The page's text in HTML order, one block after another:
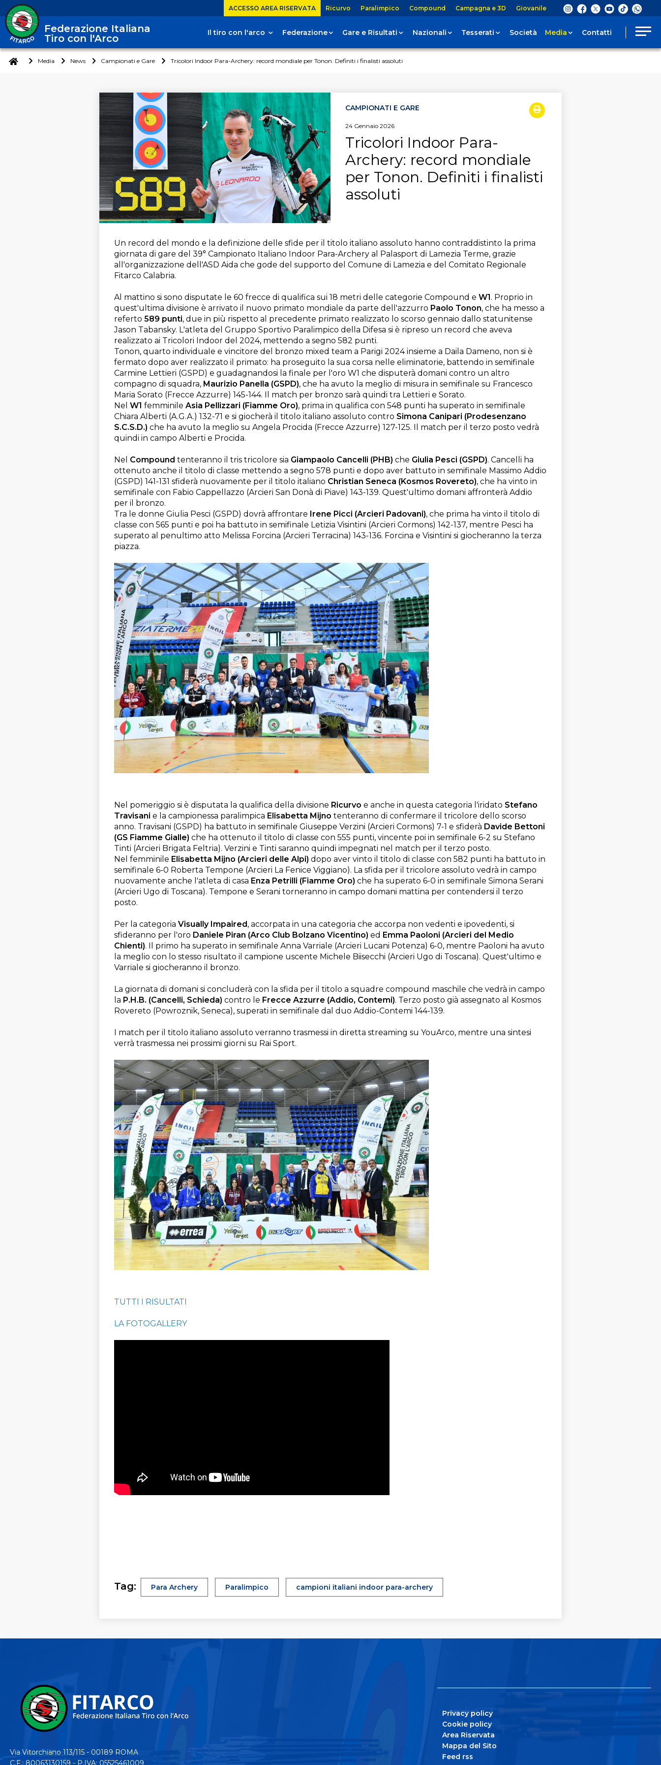
ACCESSO AREA RISERVATA Ricurvo Paralimpico Compound Campagna e 3D Giovanile
Federazione Italiana
Tiro con l'Arco
Il tiro con l'arco Federazione Gare e Risultati Nazionali Tesserati Società Media Contatti
Media News Campionati e Gare Tricolori Indoor Para-Archery: record mondiale per Tonon. Definiti i finalisti assoluti
CAMPIONATI E GARE
24 Gennaio 2026
Tricolori Indoor Para-
Archery: record mondiale
per Tonon. Definiti i finalisti
assoluti
Un record del mondo e la definizione delle sfide per il titolo italiano assoluto hanno contraddistinto la prima
giornata di gare del 39° Campionato Italiano Indoor Para-Archery al Palasport di Lamezia Terme, grazie
all'organizzazione dell'ASD Aida che gode del supporto del Comune di Lamezia e del Comitato Regionale
Fitarco Calabria.
Al mattino si sono disputate le 60 frecce di qualifica sui 18 metri delle categorie Compound e W1. Proprio in
quest'ultima divisione è arrivato il nuovo primato mondiale da parte dell'azzurro Paolo Tonon, che ha messo a
referto 589 punti, due in più rispetto al precedente primato realizzato lo scorso gennaio dallo statunitense
Jason Tabansky. L'atleta del Gruppo Sportivo Paralimpico della Difesa si è ripreso un record che aveva
realizzato ai Tricolori Indoor del 2024, mettendo a segno 582 punti.
Tonon, quarto individuale e vincitore del bronzo mixed team a Parigi 2024 insieme a Daila Dameno, non si è
fermato dopo aver realizzato il primato: ha proseguito la sua corsa nelle eliminatorie, battendo in semifinale
Carmine Lettieri (GSPD) e guadagnandosi la finale per l'oro W1 che disputerà domani contro un altro
compagno di squadra, Maurizio Panella (GSPD), che ha avuto la meglio di misura in semifinale su Francesco
Maria Sorato (Frecce Azzurre) 145-144. Il match per bronzo sarà quindi tra Lettieri e Sorato.
Nel W1 femminile Asia Pellizzari (Fiamme Oro), prima in qualifica con 548 punti ha superato in semifinale
Chiara Alberti (A.G.A.) 132-71 e si giocherà il titolo italiano assoluto contro Simona Canipari (Prodesenzano
S.C.S.D.) che ha avuto la meglio su Angela Procida (Frecce Azzurre) 127-125. Il match per il terzo posto vedrà
quindi in campo Alberti e Procida.
Nel Compound tenteranno il tris tricolore sia Giampaolo Cancelli (PHB) che Giulia Pesci (GSPD). Cancelli ha
ottenuto anche il titolo di classe mettendo a segno 578 punti e dopo aver battuto in semifinale Massimo Addio
(GSPD) 141-131 sfiderà nuovamente per il titolo italiano Christian Seneca (Kosmos Rovereto), che ha vinto in
semifinale con Fabio Cappellazzo (Arcieri San Donà di Piave) 143-139. Quest'ultimo domani affronterà Addio
per il bronzo.
Tra le donne Giulia Pesci (GSPD) dovrà affrontare Irene Picci (Arcieri Padovani), che prima ha vinto il titolo di
classe con 565 punti e poi ha battuto in semifinale Letizia Visintini (Arcieri Cormons) 142-137, mentre Pesci ha
superato al penultimo atto Melissa Forcina (Arcieri Terracina) 143-136. Forcina e Visintini si giocheranno la terza
piazza.
Nel pomeriggio si è disputata la qualifica della divisione Ricurvo e anche in questa categoria l'iridato Stefano
Travisani e la campionessa paralimpica Elisabetta Mijno tenteranno di confermare il tricolore dello scorso
anno. Travisani (GSPD) ha battuto in semifinale Giuseppe Verzini (Arcieri Cormons) 7-1 e sfiderà Davide Bettoni
(GS Fiamme Gialle) che ha ottenuto il titolo di classe con 555 punti, vincente poi in semifinale 6-2 su Stefano
Tinti (Arcieri Brigata Feltria). Verzini e Tinti saranno quindi impegnati nel match per il terzo posto.
Nel femminile Elisabetta Mijno (Arcieri delle Alpi) dopo aver vinto il titolo di classe con 582 punti ha battuto in
semifinale 6-0 Roberta Tempone (Arcieri La Fenice Viggiano). La sfida per il tricolore assoluto vedrà in campo
nuovamente anche l'atleta di casa Enza Petrilli (Fiamme Oro) che ha superato 6-0 in semifinale Simona Serani
(Arcieri Ugo di Toscana). Tempone e Serani torneranno in campo domani mattina per contendersi il terzo
posto.
Per la categoria Visually Impaired, accorpata in una categoria che accorpa non vedenti e ipovedenti, si
sfideranno per l'oro Daniele Piran (Arco Club Bolzano Vicentino) ed Emma Paoloni (Arcieri del Medio
Chienti). Il primo ha superato in semifinale Anna Varriale (Arcieri Lucani Potenza) 6-0, mentre Paoloni ha avuto
la meglio con lo stesso risultato il campione uscente Michele Biisecchi (Arcieri Ugo di Toscana). Quest'ultimo e
Varriale si giocheranno il bronzo.
La giornata di domani si concluderà con la sfida per il titolo a squadre compound maschile che vedrà in campo
la P.H.B. (Cancelli, Schieda) contro le Frecce Azzurre (Addio, Contemi). Terzo posto già assegnato al Kosmos
Rovereto (Powroznik, Seneca), superati in semifinale dal duo Addio-Contemi 144-139.
I match per il titolo italiano assoluto verranno trasmessi in diretta streaming su YouArco, mentre una sintesi
verrà trasmessa nei prossimi giorni su Rai Sport.
TUTTI I RISULTATI
LA FOTOGALLERY
Tag: Para Archery Paralimpico campioni italiani indoor para-archery
Via Vitorchiano 113/115 - 00189 ROMA
C.F.: 80063130159 - P.IVA: 05525461009
Privacy policy
Cookie policy
Area Riservata
Mappa del Sito
Feed rss